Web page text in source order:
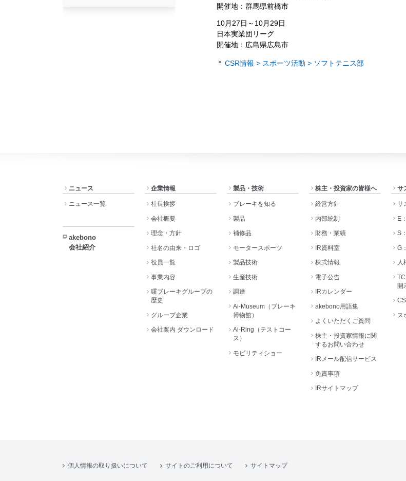
開催地：群馬県前橋市
10月27日～10月29日
日本実業団リーグ
開催地：広島県広島市
CSR情報 > スポーツ活動 > ソフトテニス部
ニュース
ニュース一覧
akebono
会社紹介
企業情報
社長挨拶
会社概要
理念・方針
社名の由来・ロゴ
役員一覧
事業内容
曙ブレーキグループの
歴史
グループ企業
会社案内 ダウンロード
製品・技術
ブレーキを知る
製品
補修品
モータースポーツ
製品技術
生産技術
調達
Ai-Museum（ブレーキ
博物館）
Ai-Ring（テストコー
ス）
モビリティショー
株主・投資家の皆様へ
経営方針
内部統制
財務・業績
IR資料室
株式情報
電子公告
IRカレンダー
akebono用語集
よくいただくご質問
株主・投資家情報に関
するお問い合わせ
IRメール配信サービス
免責事項
IRサイトマップ
サ
サ
E
S
G
人
開
ス
個人情報の取り扱いについて サイトのご利用について サイトマップ